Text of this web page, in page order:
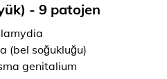
- 9 patojen
(bel soğukluğu)
genitalium